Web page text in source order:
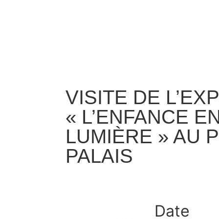
VISITE DE
« L’ENFANCE
LUMIÈRE » AU
PALAIS
Date